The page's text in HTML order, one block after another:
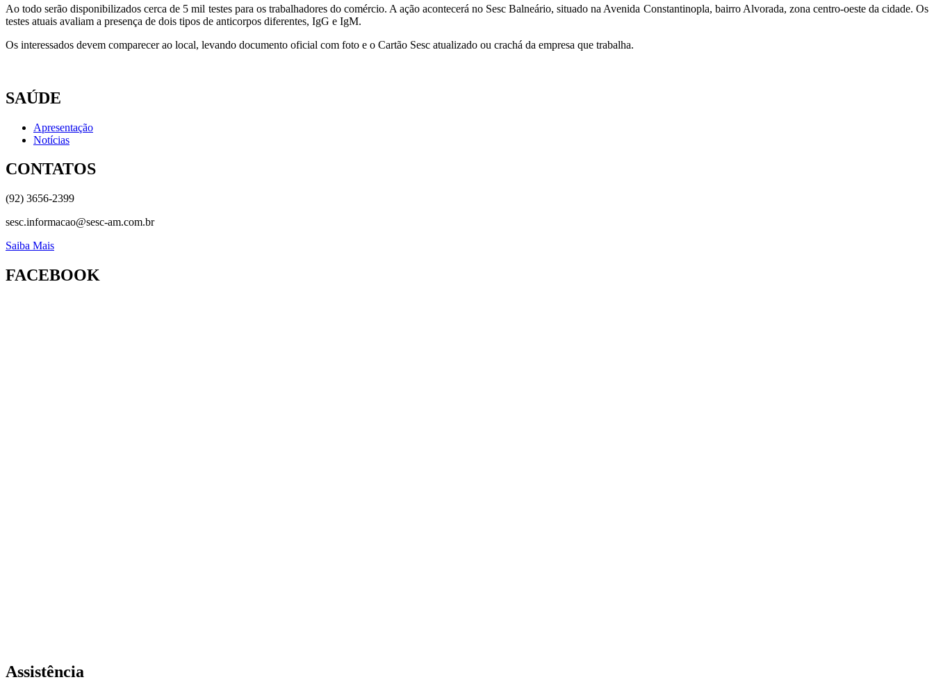
Ao todo serão disponibilizados cerca de 5 mil testes para os trabalhadores do comércio. A ação acontecerá no Sesc Balneário, situado na Avenida Constantinopla, bairro Alvorada, zona centro-oeste da cidade. Os
testes atuais avaliam a presença de dois tipos de anticorpos diferentes, IgG e IgM.
Os interessados devem comparecer ao local, levando documento oficial com foto e o Cartão Sesc atualizado ou crachá da empresa que trabalha.
SAÚDE
Apresentação
Notícias
CONTATOS
(92) 3656-2399
sesc.informacao@sesc-am.com.br
Saiba Mais
FACEBOOK
Assistência